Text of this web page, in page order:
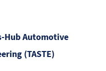
Hub Automotive
(TASTE)